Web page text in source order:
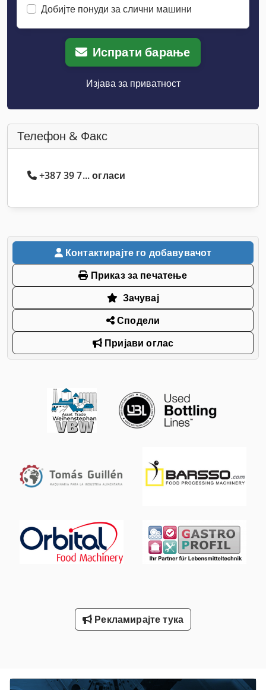
Добијте понуди за слични машини
Испрати барање
Изјава за приватност
Телефон & Факс
+387 39 7... огласи
Контактирајте го добавувачот
Приказ за печатење
Зачувај
Сподели
Пријави оглас
Рекламирајте тука